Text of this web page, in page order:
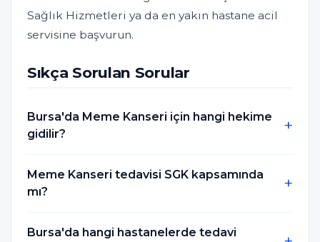
Sağlık Hizmetleri ya da en yakın hastane acil
servisine başvurun.
Sıkça Sorulan Sorular
Bursa'da Meme Kanseri için hangi hekime
gidilir?
Meme Kanseri tedavisi SGK kapsamında
mı?
Bursa'da hangi hastanelerde tedavi